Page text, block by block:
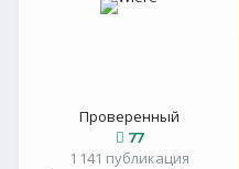
Проверенный
77
1 141 публикация